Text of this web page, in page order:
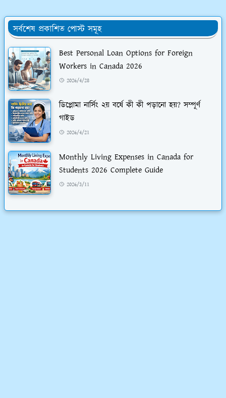
সর্বশেষ প্রকাশিত পোস্ট সমূহ
Best Personal Loan Options for Foreign
Workers in Canada 2026
2026/4/28
ডিপ্লোমা নার্সিং ২য় বর্ষে কী কী পড়ানো হয়? সম্পূর্ণ
গাইড
2026/4/21
Monthly Living Expenses in Canada for
Students 2026 Complete Guide
2026/3/11